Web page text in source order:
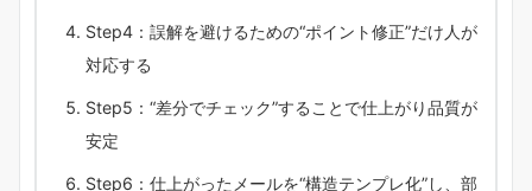
Step4：誤解を避けるための“ポイント修正”だけ人が
対応する
Step5：“差分でチェック”することで仕上がり品質が
安定
Step6：仕上がったメールを“構造テンプレ化”し、部